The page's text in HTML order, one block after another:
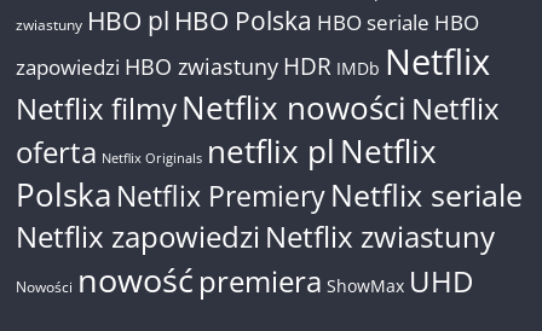
zwiastuny HBO pl HBO Polska HBO seriale HBO
zapowiedzi HBO zwiastuny HDR IMDb Netflix
Netflix filmyNetflix nowości Netflix
oferta Netflix Originals netflix pl Netflix
Polska Netflix PremieryNetflix seriale
Netflix zapowiedzi Netflix zwiastuny
Nowości nowość premiera ShowMax UHD